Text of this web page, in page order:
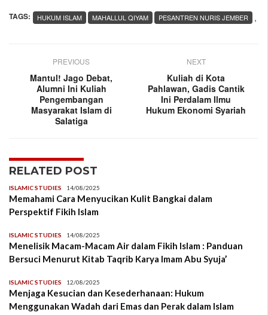
TAGS: ,
HUKUM ISLAM MAHALLUL QIYAM PESANTREN NURIS JEMBER
PREVIOUS
Mantul! Jago Debat,
Alumni Ini Kuliah
Pengembangan
Masyarakat Islam di
Salatiga
NEXT
Kuliah di Kota
Pahlawan, Gadis Cantik
Ini Perdalam Ilmu
Hukum Ekonomi Syariah
RELATED POST
ISLAMIC STUDIES 14/08/2025
Memahami Cara Menyucikan Kulit Bangkai dalam
Perspektif Fikih Islam
ISLAMIC STUDIES 14/08/2025
Menelisik Macam-Macam Air dalam Fikih Islam : Panduan
Bersuci Menurut Kitab Taqrib Karya Imam Abu Syuja’
ISLAMIC STUDIES 12/08/2025
Menjaga Kesucian dan Kesederhanaan: Hukum
Menggunakan Wadah dari Emas dan Perak dalam Islam